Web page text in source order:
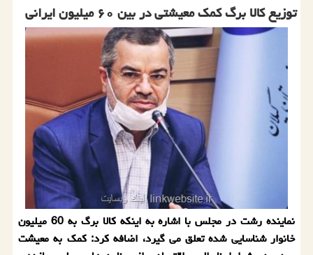
توزیع كالا برگ كمك معیشتی در بین ۶۰ میلیون ایرانی
نماینده رشت در مجلس با اشاره به اینكه كالا برگ به 60 میلیون
خانوار شناسایی شده تعلق می گیرد، اضافه كرد: كمك به معیشت